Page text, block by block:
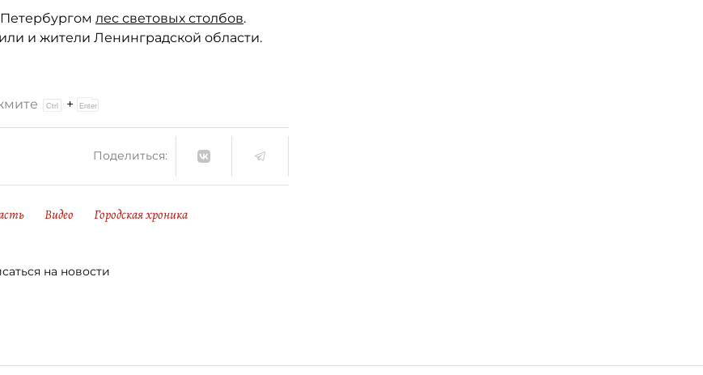
лес световых столбов.
и жители Ленинградской области.
+
Поделиться:
Видео Городская хроника
на новости